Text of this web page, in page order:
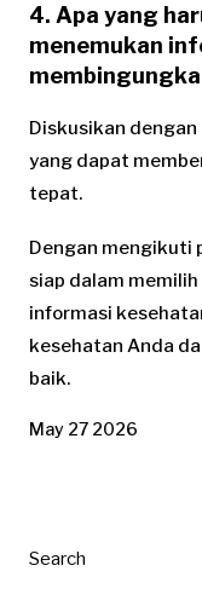
4. Apa yang
menemukan
Diskusikan
yang dapat
tepat.
Dengan mengikuti
siap dalam
informasi
kesehatan Anda
baik.
May 27 2026
Search